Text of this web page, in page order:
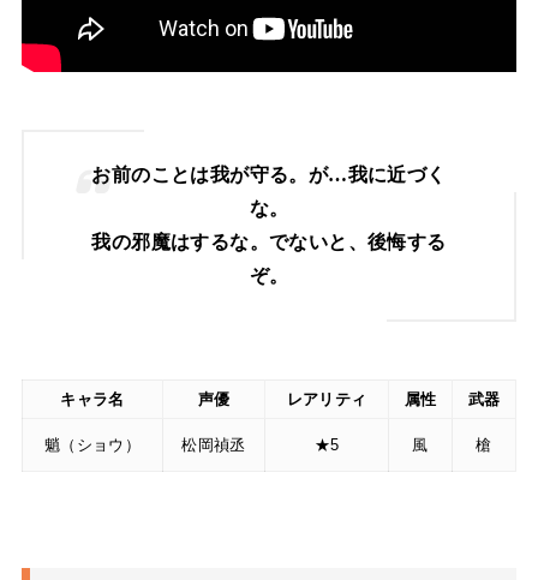
お前のことは我が守る。が…我に近づく
な。
我の邪魔はするな。でないと、後悔する
ぞ。
キャラ名 声優 レアリティ 属性 武器
魈（ショウ） 松岡禎丞 ★5 風 槍